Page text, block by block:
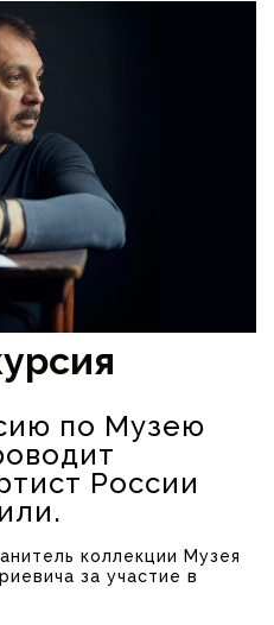
по Музею
России
коллекции Музея
за участие в